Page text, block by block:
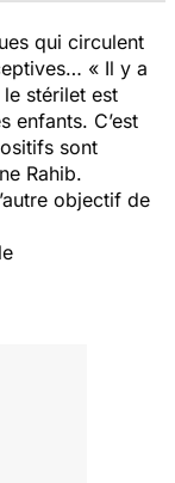
qui circulent
« Il y a
stérilet est
enfants. C’est
sont
Rahib.
objectif de